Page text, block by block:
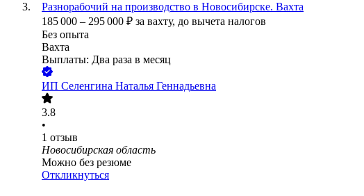
Разнорабочий на производство в Новосибирске. Вахта
185 000 – 295 000 ₽ за вахту, до вычета налогов
Без опыта
Вахта
Выплаты: Два раза в месяц
ИП Селенгина Наталья Геннадьевна
3.8
•
1 отзыв
Новосибирская область
Можно без резюме
Откликнуться